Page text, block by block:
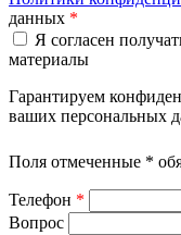
данных *
Я согласен
материалы
Гарантируем
ваших персональных
Поля отмеченные *
Телефон *
Вопрос